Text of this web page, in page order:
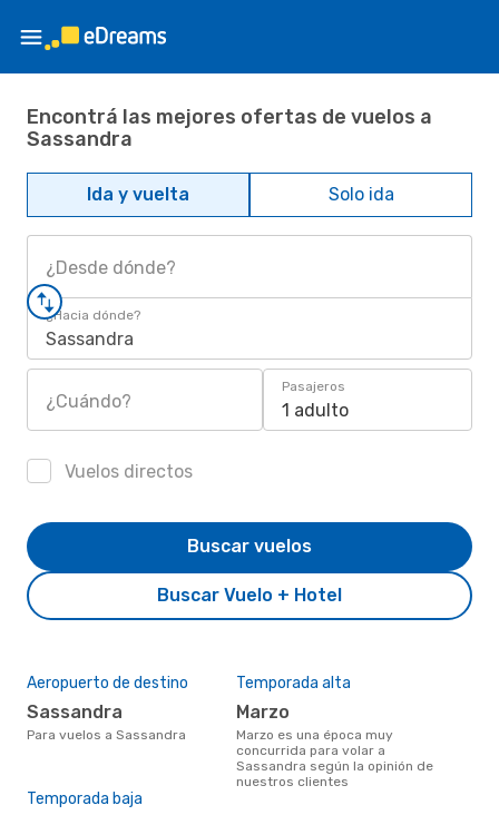
Encontrá las mejores ofertas de vuelos a
Sassandra
Ida y vuelta Solo ida
¿Desde dónde?
¿Hacia dónde?
Sassandra
¿Cuándo?
Pasajeros
1 adulto
Vuelos directos
Buscar Vuelo + Hotel
Buscar vuelos
Aeropuerto de destino
Sassandra
Para vuelos a Sassandra
Temporada alta
marzo
marzo es una época muy
concurrida para volar a
Sassandra según la opinión de
nuestros clientes
Temporada baja